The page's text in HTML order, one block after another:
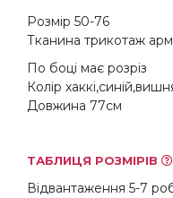
Розмір 50-76
Тканина трикотаж
По боці має розріз
Колір
Довжина 77см
ТАБЛИЦЯ РОЗМІРІВ
Відвантаження 5-7